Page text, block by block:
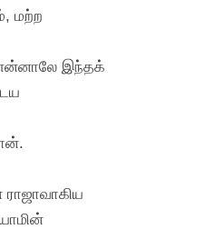
மற்ற
என்னாலே இந்தக்